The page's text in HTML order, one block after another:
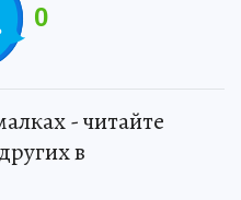
0
- читайте
в